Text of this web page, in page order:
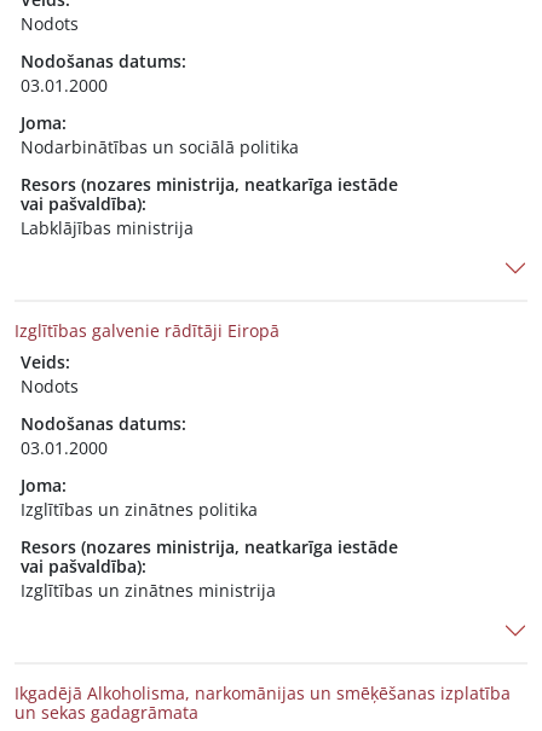
Nodots
Nodošanas datums:
03.01.2000
Joma:
Nodarbinātības un sociālā politika
Resors (nozares ministrija, neatkarīga iestāde
vai pašvaldība):
Labklājības ministrija
Izglītības galvenie rādītāji Eiropā
Veids:
Nodots
Nodošanas datums:
03.01.2000
Joma:
Izglītības un zinātnes politika
Resors (nozares ministrija, neatkarīga iestāde
vai pašvaldība):
Izglītības un zinātnes ministrija
Ikgadējā Alkoholisma, narkomānijas un smēķēšanas izplatība
un sekas gadagrāmata